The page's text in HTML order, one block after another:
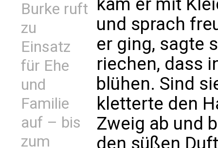
Burke ruft
zu
Einsatz
für Ehe
und
Familie
auf – bis
zum
und sprach
er ging, sagte
riechen, dass
blühen. Sind
kletterte den
Zweig ab und
den süßen